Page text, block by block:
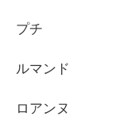
プチ
ルマンド
ロアンヌ